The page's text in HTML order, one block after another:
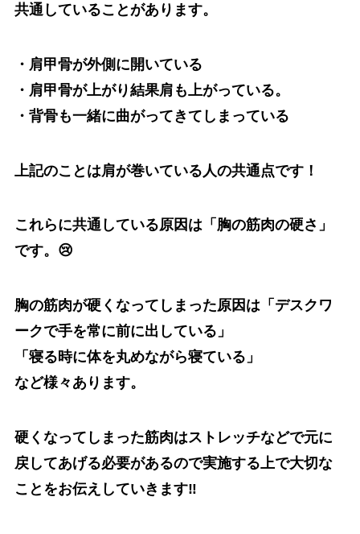
共通していることがあります。
・肩甲骨が外側に開いている
・肩甲骨が上がり結果肩も上がっている。
・背骨も一緒に曲がってきてしまっている
上記のことは肩が巻いている人の共通点です！
これらに共通している原因は「胸の筋肉の硬さ」
です。😢
胸の筋肉が硬くなってしまった原因は「デスクワ
ークで手を常に前に出している」
「寝る時に体を丸めながら寝ている」
など様々あります。
硬くなってしまった筋肉はストレッチなどで元に
戻してあげる必要があるので実施する上で大切な
ことをお伝えしていきます‼️